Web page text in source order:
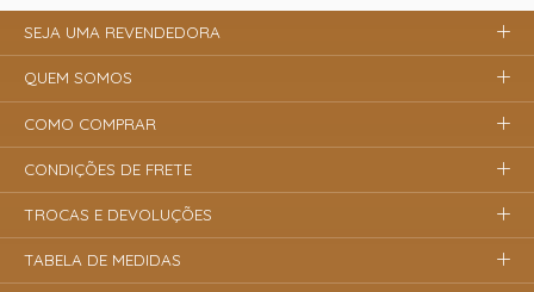
SEJA UMA REVENDEDORA
QUEM SOMOS
COMO COMPRAR
CONDIÇÕES DE FRETE
TROCAS E DEVOLUÇÕES
TABELA DE MEDIDAS